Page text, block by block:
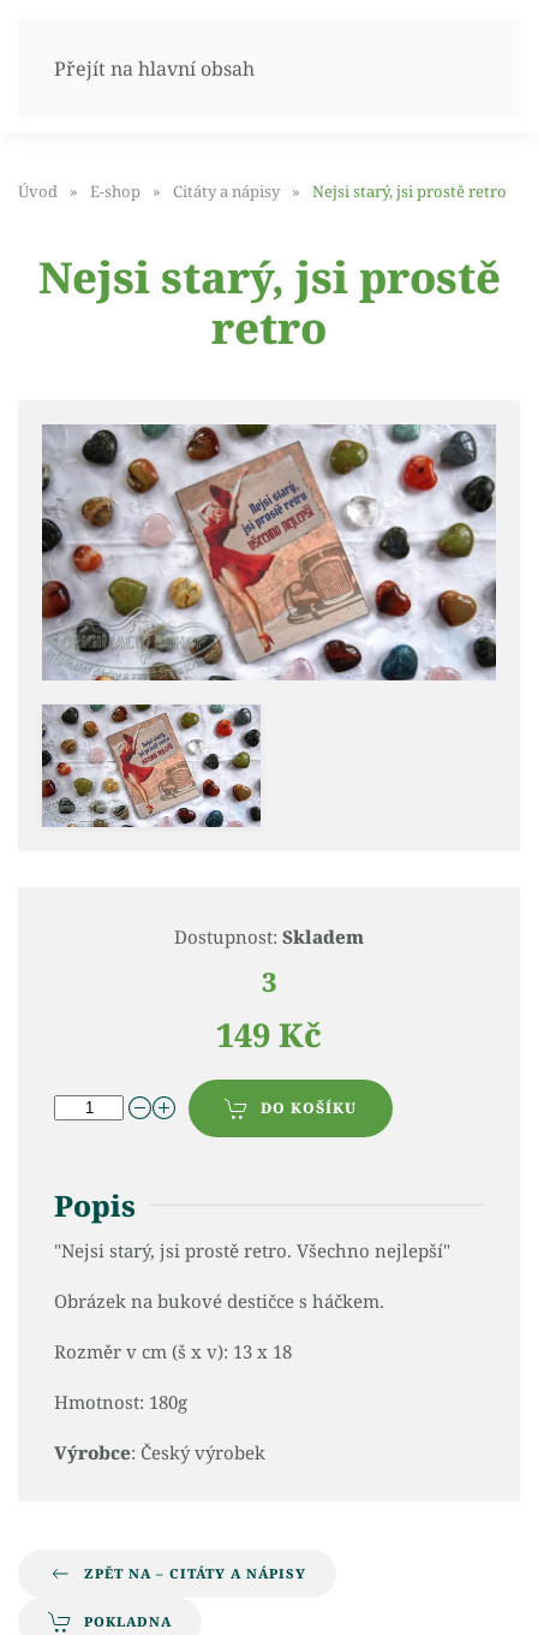
Přejít na hlavní obsah
Úvod E-shop Citáty a nápisy Nejsi starý, jsi prostě retro
Nejsi starý, jsi prostě
retro
Dostupnost: Skladem
3
149 Kč
DO KOŠÍKU
Popis
"Nejsi starý, jsi prostě retro. Všechno nejlepší"
Obrázek na bukové destičce s háčkem.
Rozměr v cm (š x v): 13 x 18
Hmotnost: 180g
Výrobce: Český výrobek
ZPĚT NA – CITÁTY A NÁPISY
POKLADNA